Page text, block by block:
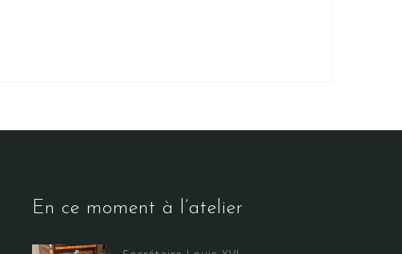
En ce moment à l’atelier